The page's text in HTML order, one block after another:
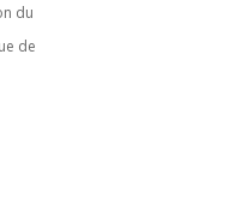
du
de